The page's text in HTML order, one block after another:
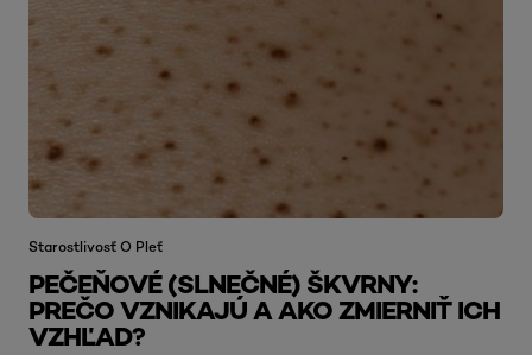
Starostlivosť O Pleť
PEČEŇOVÉ (SLNEČNÉ) ŠKVRNY:
PREČO VZNIKAJÚ A AKO ZMIERNIŤ ICH
VZHĽAD?